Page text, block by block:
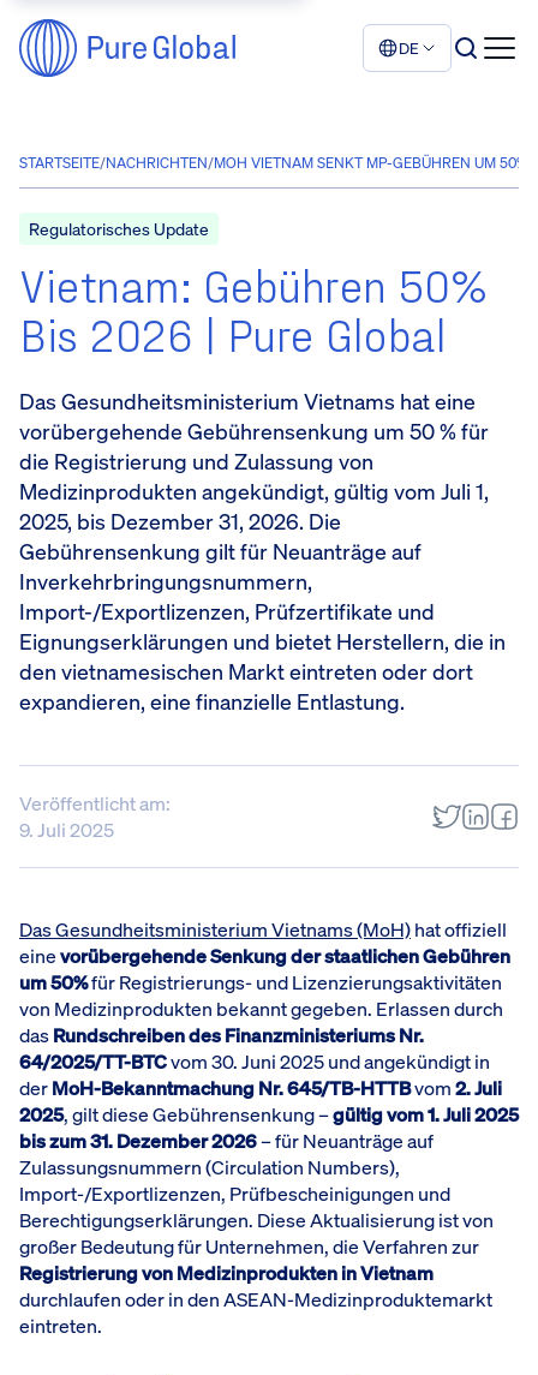
DE
STARTSEITE/NACHRICHTEN/MOH VIETNAM SENKT MP-GEBÜHREN UM 50%
Regulatorisches Update
Vietnam: Gebühren 50%
Bis 2026 | Pure Global
Das Gesundheitsministerium Vietnams hat eine
vorübergehende Gebührensenkung um 50 % für
die Registrierung und Zulassung von
Medizinprodukten angekündigt, gültig vom Juli 1,
2025, bis Dezember 31, 2026. Die
Gebührensenkung gilt für Neuanträge auf
Inverkehrbringungsnummern,
Import-/Exportlizenzen, Prüfzertifikate und
Eignungserklärungen und bietet Herstellern, die in
den vietnamesischen Markt eintreten oder dort
expandieren, eine finanzielle Entlastung.
Veröffentlicht am:
9. Juli 2025
Das Gesundheitsministerium Vietnams (MoH)hat offiziell
einevorübergehende Senkung der staatlichen Gebühren
um 50%für Registrierungs- und Lizenzierungsaktivitäten
von Medizinprodukten bekannt gegeben. Erlassen durch
dasRundschreiben des Finanzministeriums Nr.
64/2025/TT-BTCvom 30. Juni 2025 und angekündigt in
derMoH-Bekanntmachung Nr. 645/TB-HTTBvom2. Juli
2025, gilt diese Gebührensenkung –gültig vom 1. Juli 2025
bis zum 31. Dezember 2026– für Neuanträge auf
Zulassungsnummern (Circulation Numbers),
Import-/Exportlizenzen, Prüfbescheinigungen und
Berechtigungserklärungen. Diese Aktualisierung ist von
großer Bedeutung für Unternehmen, die Verfahren zur
Registrierung von Medizinprodukten in Vietnam
durchlaufen oder in den ASEAN-Medizinproduktemarkt
eintreten.